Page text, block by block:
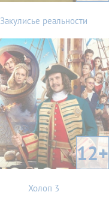
Закулисье реальности
12+
Холоп 3